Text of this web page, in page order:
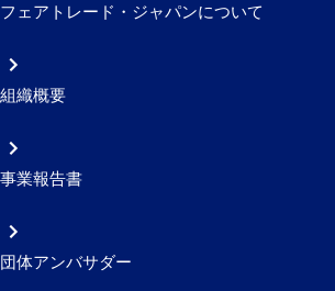
フェアトレード・ジャパンについて
組織概要
事業報告書
団体アンバサダー